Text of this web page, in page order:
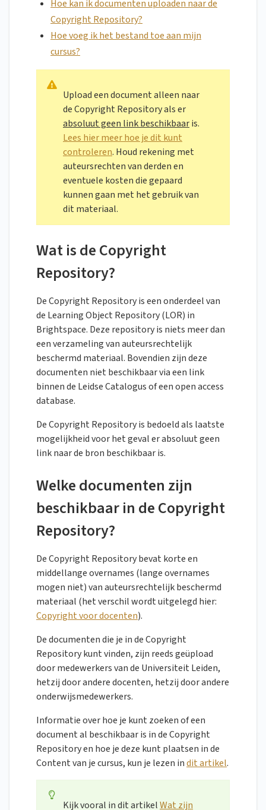
Hoe kan ik documenten uploaden naar de
Copyright Repository?
Hoe voeg ik het bestand toe aan mijn
cursus?
Upload een document alleen naar
de Copyright Repository als er
absoluut geen link beschikbaaris.
Lees hier meer hoe je dit kunt
controleren. Houd rekening met
auteursrechten van derden en
eventuele kosten die gepaard
kunnen gaan met het gebruik van
dit materiaal.
Wat is de Copyright
Repository?
De Copyright Repository is een onderdeel van
de Learning Object Repository (LOR) in
Brightspace. Deze repository is niets meer dan
een verzameling van auteursrechtelijk
beschermd materiaal. Bovendien zijn deze
documenten niet beschikbaar via een link
binnen de Leidse Catalogus of een open access
database.
De Copyright Repository is bedoeld als laatste
mogelijkheid voor het geval er absoluut geen
link naar de bron beschikbaar is.
Welke documenten zijn
beschikbaar in de Copyright
Repository?
De Copyright Repository bevat korte en
middellange overnames (lange overnames
mogen niet) van auteursrechtelijk beschermd
materiaal (het verschil wordt uitgelegd hier:
Copyright voor docenten).
De documenten die je in de Copyright
Repository kunt vinden, zijn reeds geüpload
door medewerkers van de Universiteit Leiden,
hetzij door andere docenten, hetzij door andere
onderwijsmedewerkers.
Informatie over hoe je kunt zoeken of een
document al beschikbaar is in de Copyright
Repository en hoe je deze kunt plaatsen in de
Content van je cursus, kun je lezen indit artikel.
Kijk vooral in dit artikelWat zijn